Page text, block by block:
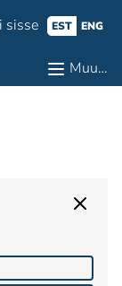
sisse EST ENG
Muu…